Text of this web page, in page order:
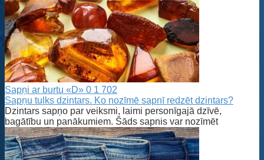
Sapņi ar burtu «D» 0 1 702
Sapņu tulks dzintars. Ko nozīmē sapnī redzēt dzintars?
Dzintars sapņo par veiksmi, laimi personīgajā dzīvē,
bagātību un panākumiem. Šāds sapnis var nozīmēt